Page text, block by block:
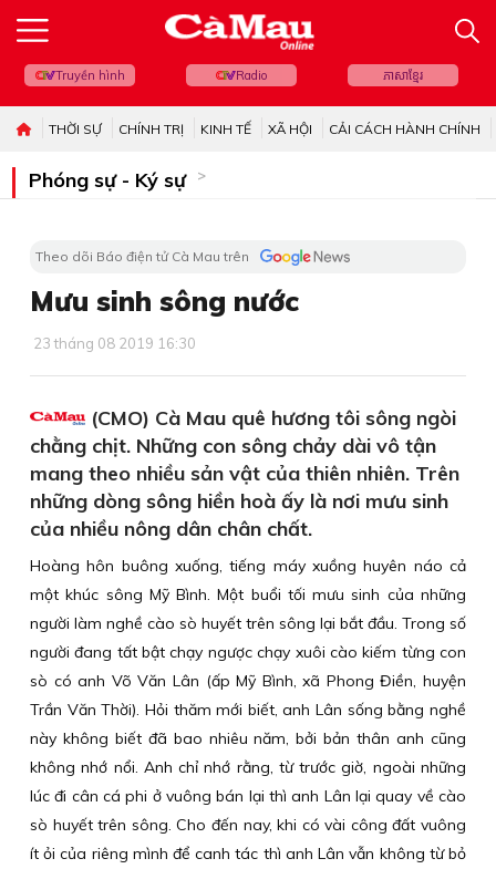
Truyền hình Radio ភាសាខ្មែរ
THỜI SỰ CHÍNH TRỊ KINH TẾ XÃ HỘI CẢI CÁCH HÀNH CHÍNH
Phóng sự - Ký sự
Theo dõi Báo điện tử Cà Mau trên
Mưu sinh sông nước
23 tháng 08 2019 16:30
(CMO) Cà Mau quê hương tôi sông ngòi
chằng chịt. Những con sông chảy dài vô tận
mang theo nhiều sản vật của thiên nhiên. Trên
những dòng sông hiền hoà ấy là nơi mưu sinh
của nhiều nông dân chân chất.
Hoàng hôn buông xuống, tiếng máy xuồng huyên náo cả
một khúc sông Mỹ Bình. Một buổi tối mưu sinh của những
người làm nghề cào sò huyết trên sông lại bắt đầu. Trong số
người đang tất bật chạy ngược chạy xuôi cào kiếm từng con
sò có anh Võ Văn Lân (ấp Mỹ Bình, xã Phong Điền, huyện
Trần Văn Thời). Hỏi thăm mới biết, anh Lân sống bằng nghề
này không biết đã bao nhiêu năm, bởi bản thân anh cũng
không nhớ nổi. Anh chỉ nhớ rằng, từ trước giờ, ngoài những
lúc đi cân cá phi ở vuông bán lại thì anh Lân lại quay về cào
sò huyết trên sông. Cho đến nay, khi có vài công đất vuông
ít ỏi của riêng mình để canh tác thì anh Lân vẫn không từ bỏ